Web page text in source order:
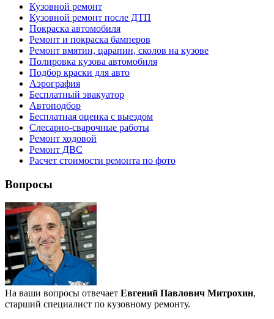
Кузовной ремонт
Кузовной ремонт после ДТП
Покраска автомобиля
Ремонт и покраска бамперов
Ремонт вмятин, царапин, сколов на кузове
Полировка кузова автомобиля
Подбор краски для авто
Аэрография
Бесплатный эвакуатор
Автоподбор
Бесплатная оценка с выездом
Слесарно-сварочные работы
Ремонт ходовой
Ремонт ДВС
Расчет стоимости ремонта по фото
Вопросы
На ваши вопросы отвечает Евгений Павлович Митрохин,
старший специалист по кузовному ремонту.